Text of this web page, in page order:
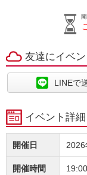
友達にイベ
LINEで
イベント詳細
開催日
開催時間